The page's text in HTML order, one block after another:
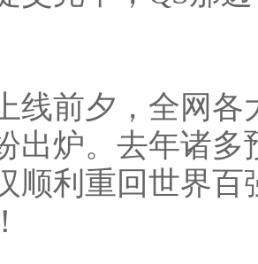
线前夕，全网
出炉。去年诸
顺利重回世界